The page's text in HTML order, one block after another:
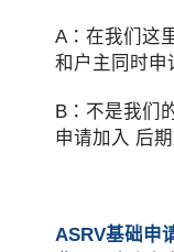
A：在我们这
和户主同时申
B：不是我们
申请加入 后
ASRV基础申